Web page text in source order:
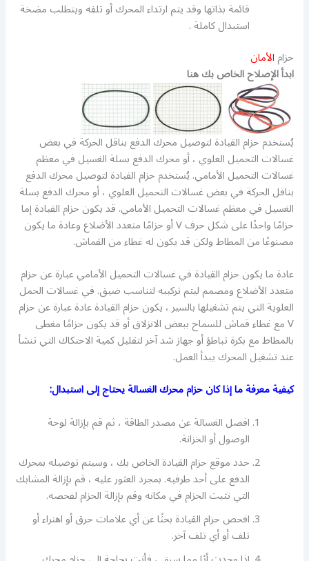
قائمة بذاتها وقد يتم ارتداء المحرك أو تلفه ويتطلب مضخة
استبدال كاملة .
حزامالأمان
ابدأ الإصلاح الخاص بك هنا
يُستخدم حزام القيادة لتوصيل محرك الدفع بناقل الحركة في بعض
غسالات التحميل العلوي ، أو محرك الدفع بسلة الغسيل في معظم
غسالات التحميل الأمامي. يُستخدم حزام القيادة لتوصيل محرك الدفع
بناقل الحركة في بعض غسالات التحميل العلوي ، أو محرك الدفع بسلة
الغسيل في معظم غسالات التحميل الأمامي. قد يكون حزام القيادة إما
حزامًا واحدًا على شكل حرف V أو حزامًا متعدد الأضلاع وعادة ما يكون
مصنوعًا من المطاط ولكن قد يكون له غطاء من القماش.
عادة ما يكون حزام القيادة في غسالات التحميل الأمامي عبارة عن حزام
متعدد الأضلاع ومصمم ليتم تركيبه لتناسب ضيق. في غسالات الحمل
العلوية التي يتم تشغيلها بالسير ، يكون حزام القيادة عادة عبارة عن حزام
V مع غطاء قماش للسماح ببعض الانزلاق أو قد يكون حزامًا مغطى
بالمطاط مع بكرة تباطؤ أو جهاز شد آخر لتقليل كمية الاحتكاك التي تنشأ
عند تشغيل المحرك يبدأ العمل.
كيفية معرفة ما إذا كان حزام محرك الغسالة يحتاج إلى استبدال:
افصل الغسالة عن مصدر الطاقة ، ثم قم بإزالة لوحة
الوصول أو الخزانة.
حدد موقع حزام القيادة الخاص بك ، وسيتم توصيله بمحرك
الدفع على أحد طرفيه. بمجرد العثور عليه ، قم بإزالة المشابك
التي تثبت الحزام في مكانه وقم بإزالة الحزام لفحصه.
افحص حزام القيادة بحثًا عن أي علامات حرق أو اهتراء أو
تلف أو أي تلف آخر.